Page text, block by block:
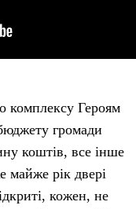
комплексу Героям
громади
коштів, все інше
майже рік двері
кожен, не